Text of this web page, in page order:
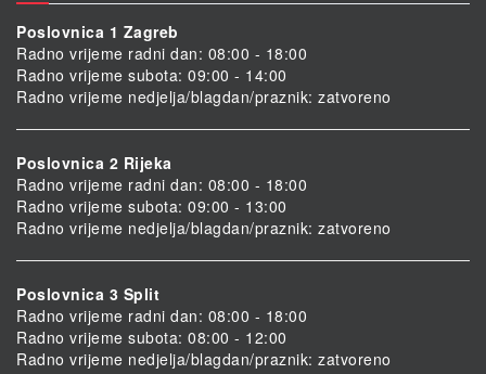
Poslovnica 1 Zagreb
Radno vrijeme radni dan: 08:00 - 18:00
Radno vrijeme subota: 09:00 - 14:00
Radno vrijeme nedjelja/blagdan/praznik: zatvoreno
Poslovnica 2 Rijeka
Radno vrijeme radni dan: 08:00 - 18:00
Radno vrijeme subota: 09:00 - 13:00
Radno vrijeme nedjelja/blagdan/praznik: zatvoreno
Poslovnica 3 Split
Radno vrijeme radni dan: 08:00 - 18:00
Radno vrijeme subota: 08:00 - 12:00
Radno vrijeme nedjelja/blagdan/praznik: zatvoreno